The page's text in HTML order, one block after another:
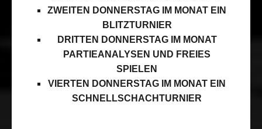
ZWEITEN DONNERSTAG IM MONAT EIN
BLITZTURNIER
DRITTEN DONNERSTAG IM MONAT
PARTIEANALYSEN UND FREIES
SPIELEN
VIERTEN DONNERSTAG IM MONAT EIN
SCHNELLSCHACHTURNIER